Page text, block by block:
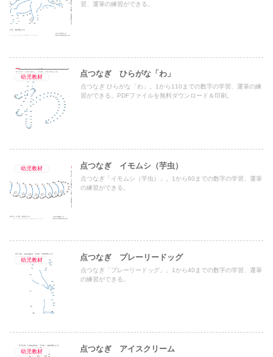
習、運筆の練習ができる。
幼児教材 点つなぎ ひらがな「わ」
点つなぎ ひらがな「わ」。1から110までの数字の学習、運筆の練
習ができる。PDFファイルを無料ダウンロード＆印刷。
幼児教材 点つなぎ イモムシ（芋虫）
点つなぎ「イモムシ（芋虫）」。1から60までの数字の学習、運筆
の練習ができる。
幼児教材 点つなぎ プレーリードッグ
点つなぎ「プレーリードッグ」。1から40までの数字の学習、運筆
の練習ができる。
幼児教材 点つなぎ アイスクリーム